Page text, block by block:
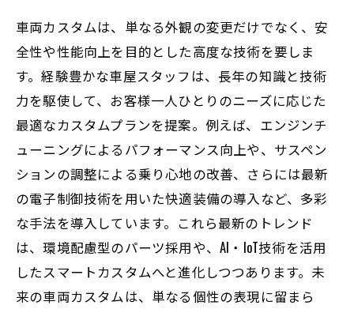
車両カスタムは、単なる外観の変更だけでなく、安
全性や性能向上を目的とした高度な技術を要しま
す。経験豊かな車屋スタッフは、長年の知識と技術
力を駆使して、お客様一人ひとりのニーズに応じた
最適なカスタムプランを提案。例えば、エンジンチ
ューニングによるパフォーマンス向上や、サスペン
ションの調整による乗り心地の改善、さらには最新
の電子制御技術を用いた快適装備の導入など、多彩
な手法を導入しています。これら最新のトレンド
は、環境配慮型のパーツ採用や、AI・IoT技術を活用
したスマートカスタムへと進化しつつあります。未
来の車両カスタムは、単なる個性の表現に留まら